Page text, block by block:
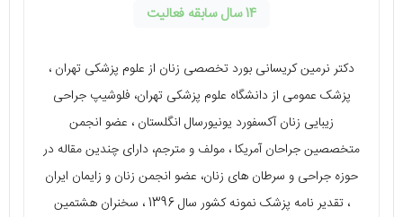
14 سال سابقه فعالیت
دکتر نرمین کریسانی بورد تخصصی زنان از علوم پزشکی تهران ،
پزشک عمومی از دانشگاه علوم پزشکی تهران، فلوشیپ جراحی
زیبایی زنان آکسفورد یونیورسال انگلستان ، عضو انجمن
متخصصین جراحان آمریکا ، مولف و مترجم، دارای چندین مقاله در
حوزه جراحی و سرطان های زنان، عضو انجمن زنان و زایمان ایران
، تقدیر نامه پزشک نمونه کشور سال 1396 ، سخنران هشتمین